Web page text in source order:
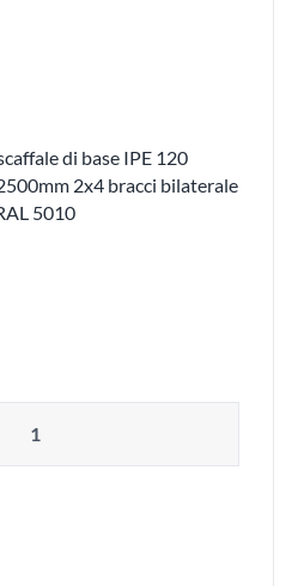
di base IPE 120
2x4 bracci bilaterale
5010